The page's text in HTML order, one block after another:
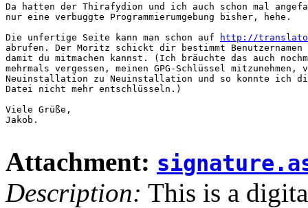
Da hatten der Thirafydion und ich auch schon mal
nur eine verbuggte Programmierumgebung bisher, hehe.
Die unfertige Seite kann man schon auf
http://
abrufen. Der Moritz schickt dir bestimmt Benutzernamen
damit du mitmachen kannst. (Ich bräuchte das auch
mehrmals vergessen, meinen GPG-Schlüssel mitzunehmen,
Neuinstallation zu Neuinstallation und so konnte ich
Datei nicht mehr entschlüsseln.)
Viele Grüße,
Jakob.
Attachment:
Description: This is a